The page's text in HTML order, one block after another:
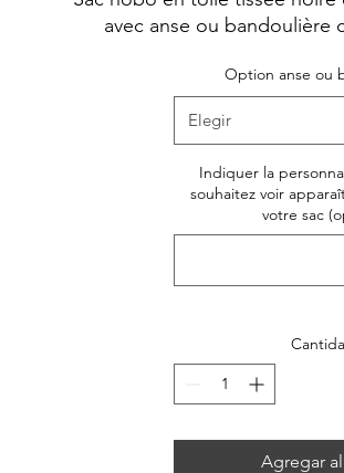
avec anse ou bandoulière
Option anse ou
Elegir
Indiquer la
souhaitez voir
votre sac
Agregar